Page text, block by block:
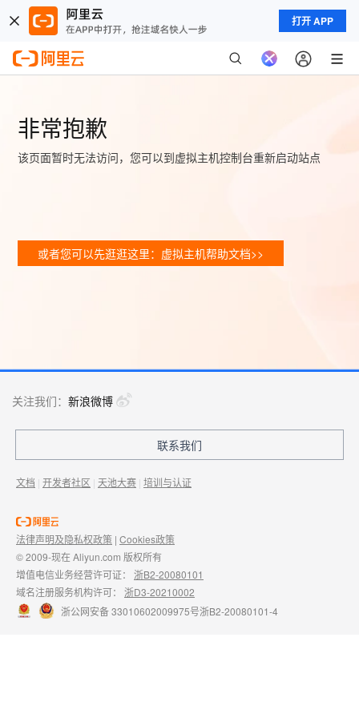
打开 APP
非常抱歉
该页面暂时无法访问，您可以到虚拟主机控制台重新启动站点
或者您可以先逛逛这里：虚拟主机帮助文档>>